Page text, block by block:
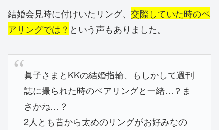
結婚会見時に付けいたリング、 交際していた時のペ
アリングでは？ という声もありました。
眞子さまとKKの結婚指輪、もしかして週刊
誌に撮られた時のペアリングと一緒…？ま
さかね…？
2人とも昔から太めのリングがお好みなの